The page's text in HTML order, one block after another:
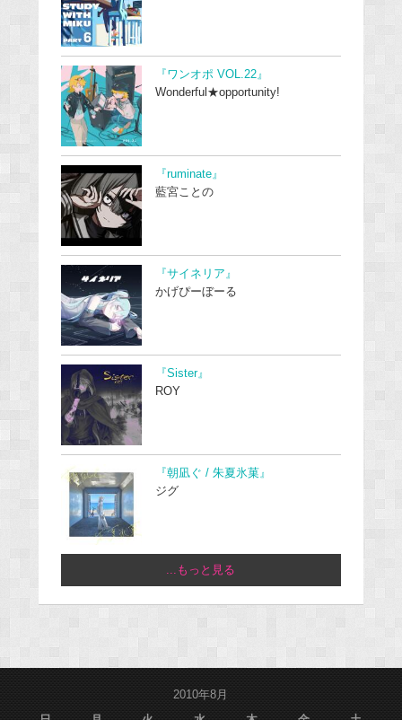
『ワンオポ VOL.22』
Wonderful★opportunity!
『ruminate』
藍宮ことの
『サイネリア』
かげぴーぼーる
『Sister』
ROY
『朝凪ぐ / 朱夏氷菓』
ジグ
...もっと見る
2010年8月